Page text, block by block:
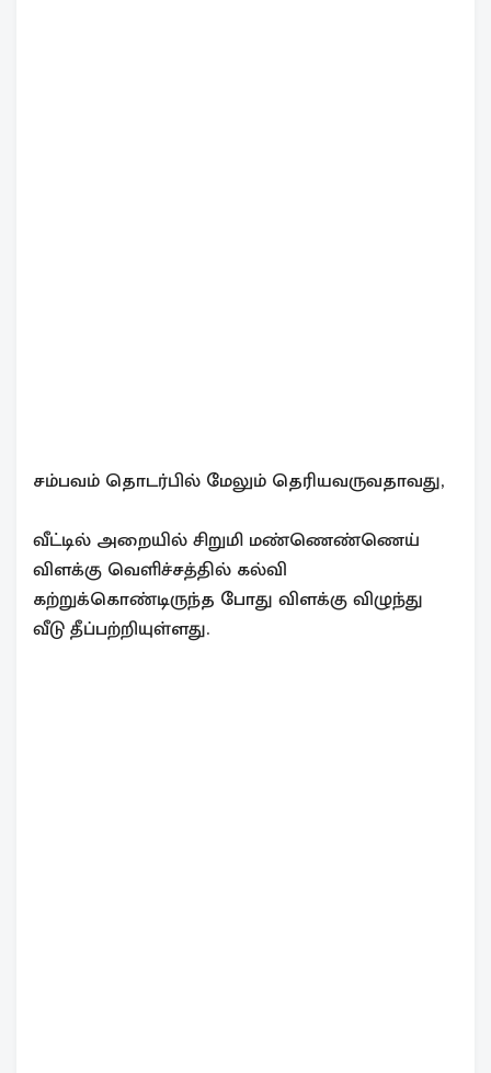
சம்பவம் தொடர்பில் மேலும் தெரியவருவதாவது,
வீட்டில் அறையில் சிறுமி மண்ணெண்ணெய்
விளக்கு வெளிச்சத்தில் கல்வி
கற்றுக்கொண்டிருந்த போது விளக்கு விழுந்து
வீடு தீப்பற்றியுள்ளது.